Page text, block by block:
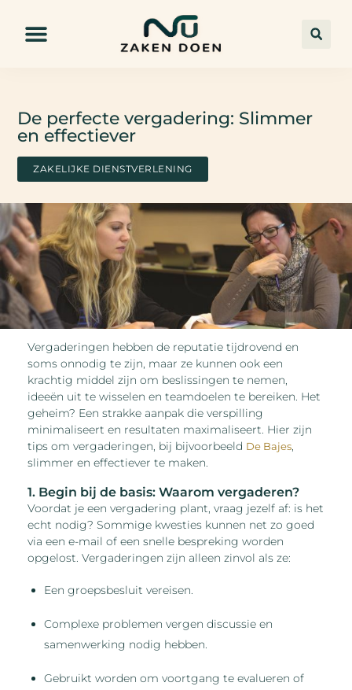
De perfecte vergadering: Slimmer
en effectiever
ZAKELIJKE DIENSTVERLENING
Vergaderingen hebben de reputatie tijdrovend en
soms onnodig te zijn, maar ze kunnen ook een
krachtig middel zijn om beslissingen te nemen,
ideeën uit te wisselen en teamdoelen te bereiken. Het
geheim? Een strakke aanpak die verspilling
minimaliseert en resultaten maximaliseert. Hier zijn
tips om vergaderingen, bij bijvoorbeeld De Bajes,
slimmer en effectiever te maken.
1. Begin bij de basis: Waarom vergaderen?
Voordat je een vergadering plant, vraag jezelf af: is het
echt nodig? Sommige kwesties kunnen net zo goed
via een e-mail of een snelle bespreking worden
opgelost. Vergaderingen zijn alleen zinvol als ze:
Een groepsbesluit vereisen.
Complexe problemen vergen discussie en
samenwerking nodig hebben.
Gebruikt worden om voortgang te evalueren of